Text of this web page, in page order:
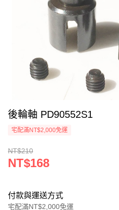
後輪軸 PD90552S1
宅配滿NT$2,000免運
NT$210
NT$168
付款與運送方式
宅配滿NT$2,000免運